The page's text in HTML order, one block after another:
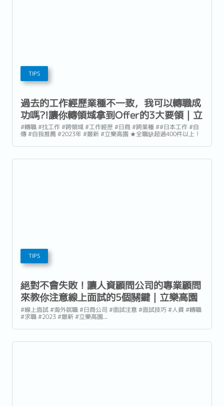
TIPS
過去的工作經歷業種不一致，我可以轉職成
功嗎?!讓你轉領域拿到Offer的3大要領｜立
樂高園Reeracoen
#轉職 #找工作 #跨領域 #工作經歷 #日商 #跨業種 ##日本工作 #自
傳 #自我推薦 #2023年 #最新 #立樂高園 ★全職缺超過400件以上！
職...」...
TIPS
絕對不會失敗！讓人資顧問公司的專業顧問
來教你注意線上面試的5個關鍵｜立樂高園
Reeracoen
#線上面試 #海外就職 #日商公司 #面試注意 #面試技巧 #人資 #轉職
#求職 #2023 #最新 #立樂高園...